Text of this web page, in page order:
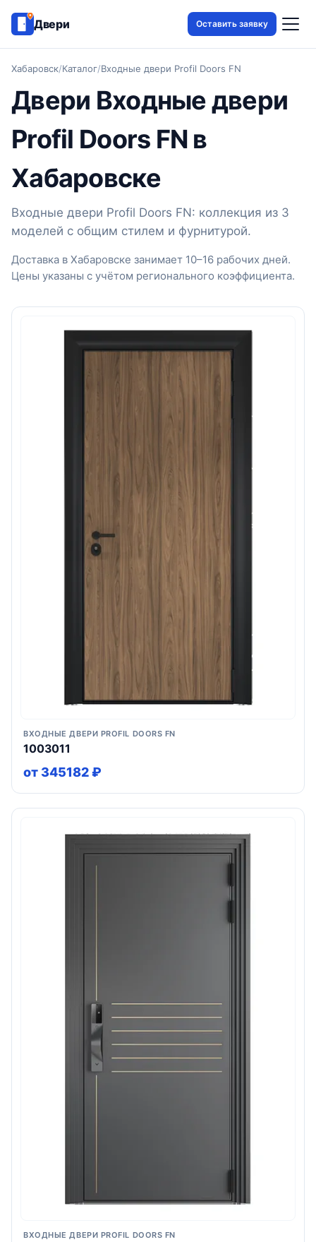
Двери Оставить заявку
Хабаровск/Каталог/Входные двери Profil Doors FN
Двери Входные двери
Profil Doors FN в
Хабаровске
Входные двери Profil Doors FN: коллекция из 3
моделей с общим стилем и фурнитурой.
Доставка в Хабаровске занимает 10–16 рабочих дней.
Цены указаны с учётом регионального коэффициента.
ВХОДНЫЕ ДВЕРИ PROFIL DOORS FN
1003011
от 345182 ₽
ВХОДНЫЕ ДВЕРИ PROFIL DOORS FN